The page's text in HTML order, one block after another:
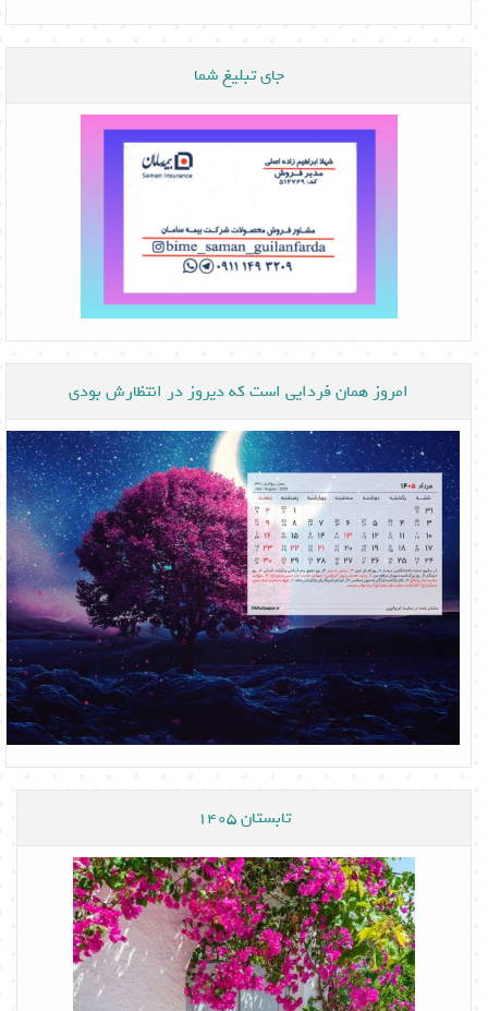
جای تبلیغ شما
امروز همان فردایی است که دیروز در انتظارش بودی
تابستان 1405